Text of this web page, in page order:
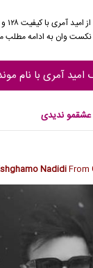
امید آمری
وان به ادامه مطلب
امید آمری با نام
عشقمو ندیدی
NadidiFrom